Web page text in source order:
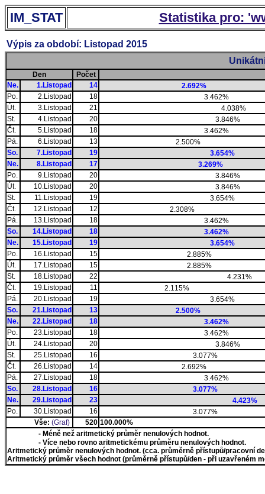
IM_STAT Statistika pro:
Výpis za období: Listopad 2015
Den
Počet
Ne.
1.Listopad 14
2.692%
Po.
2.Listopad 18
3.462%
Út.
3.Listopad 21
4.038%
St.
4.Listopad 20
3.846%
Čt.
5.Listopad 18
3.462%
Pá.
6.Listopad 13
2.500%
So.
7.Listopad 19
3.654%
Ne.
8.Listopad 17
3.269%
Po.
9.Listopad 20
3.846%
Út.
10.Listopad 20
3.846%
St.
11.Listopad 19
3.654%
Čt.
12.Listopad 12
2.308%
Pá.
13.Listopad 18
3.462%
So.
14.Listopad 18
3.462%
Ne.
15.Listopad 19
3.654%
Po.
16.Listopad 15
2.885%
Út.
17.Listopad 15
2.885%
St.
18.Listopad 22
4.231%
Čt.
19.Listopad 11
2.115%
Pá.
20.Listopad 19
3.654%
So.
21.Listopad 13
2.500%
Ne.
22.Listopad 18
3.462%
Po.
23.Listopad 18
3.462%
Út.
24.Listopad 20
3.846%
St.
25.Listopad 16
3.077%
Čt.
26.Listopad 14
2.692%
Pá.
27.Listopad 18
3.462%
So.
28.Listopad 16
3.077%
Ne.
29.Listopad 23
4.423%
Po.
30.Listopad 16
3.077%
Vše: (Graf) 520 100.000%
- Méně než aritmetický průměr nenulových hodnot.
- Více nebo rovno aritmetickému průměru nenulových hodnot.
Aritmetický průměr nenulových hodnot. (cca. průměrně přístupů/pracovní
Aritmetický průměr všech hodnot (průměrně přístupů/den - při uzavřeném